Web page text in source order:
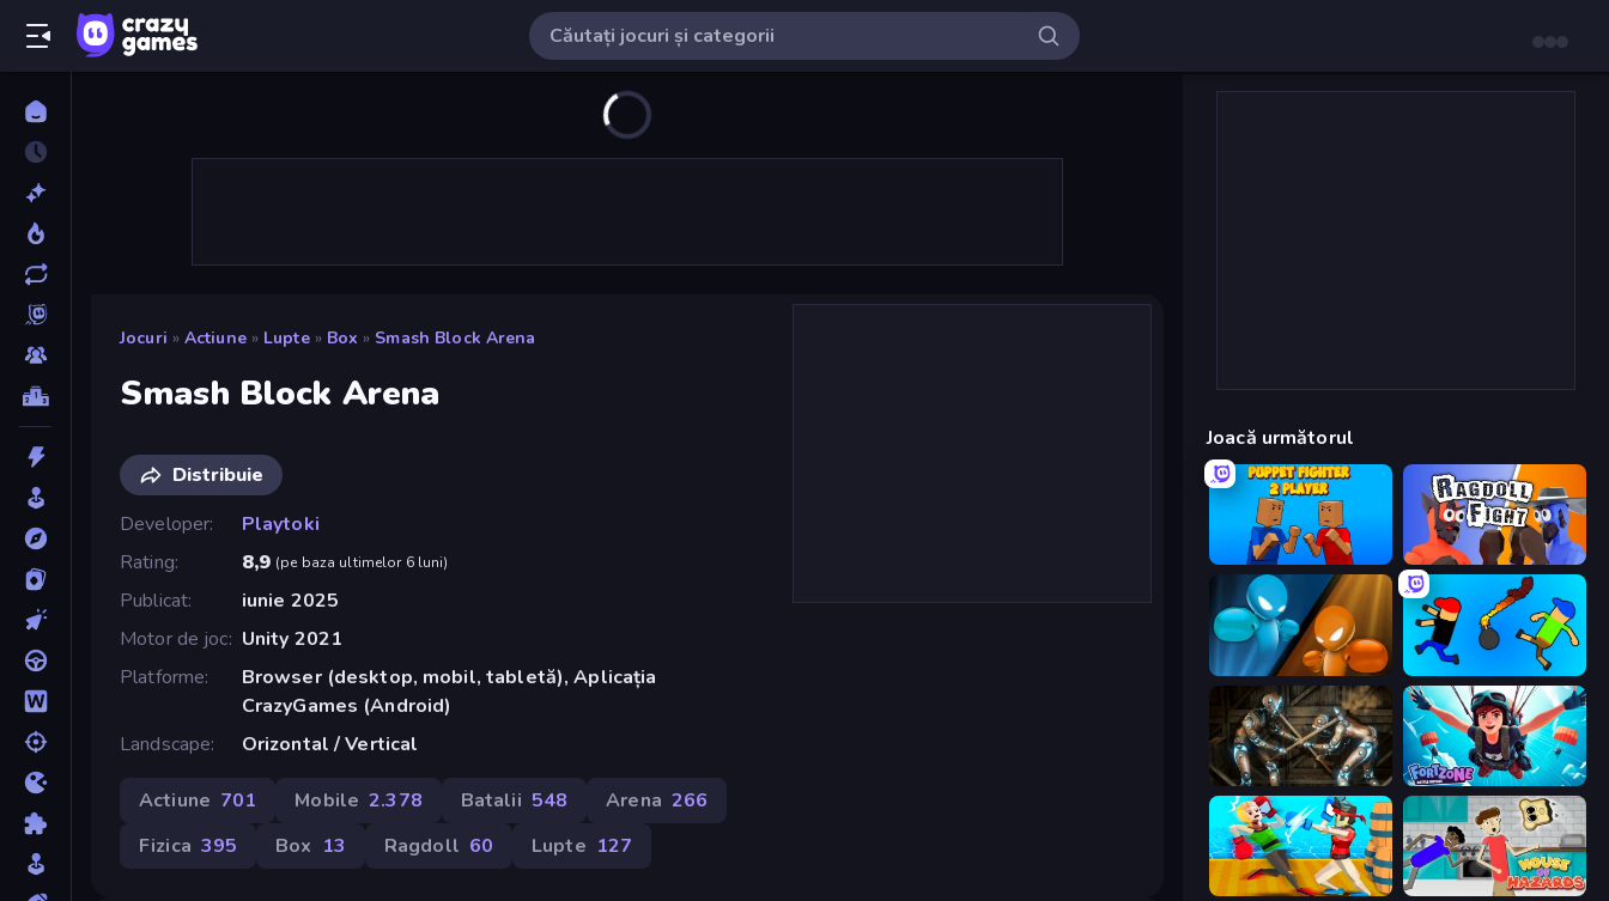
Jocuri » Actiune » Lupte » Box » Smash Block Arena
Smash Block Arena
Distribuie
Developer
Playtoki
Rating
8,9 (pe baza ultimelor 6 luni)
Publicat
iunie 2025
Motor de joc Unity 2021
Platforme
Browser (desktop, mobil, tabletă), Aplicația
CrazyGames (Android)
Landscape
Orizontal / Vertical
Actiune 701 Mobile 2.378 Batalii 548 Arena 266
Fizica 395 Box 13 Ragdoll 60 Lupte 127
Joacă următorul
Puppet Fighter 2 Player Ragdoll Fight
Drunken Boxing Mini-Caps: Bombs
Striker Dummies Fortzone Battle Royale
Funny Ragdoll Wrestlers House of Hazards